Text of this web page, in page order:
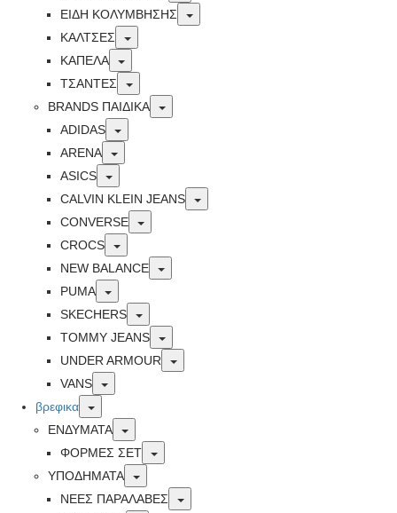
ΕΙΔΗ ΚΟΛΥΜΒΗΣΗΣ
Toggle
ΚΑΛΤΣΕΣ
Toggle
ΚΑΠΕΛΑ
Toggle
ΤΣΑΝΤΕΣ
Toggle
BRANDS ΠΑΙΔΙΚΆ
Toggle
ADIDAS
Toggle
ARENA
Toggle
ASICS
Toggle
CALVIN KLEIN JEANS
Toggle
CONVERSE
Toggle
CROCS
Toggle
NEW BALANCE
Toggle
PUMA
Toggle
SKECHERS
Toggle
TOMMY JEANS
Toggle
UNDER ARMOUR
Toggle
VANS
Toggle
βρεφικα
Toggle
ΕΝΔΥΜΑΤΑ
Toggle
ΦΟΡΜΕΣ ΣΕΤ
Toggle
ΥΠΟΔΗΜΑΤΑ
Toggle
ΝΕΕΣ ΠΑΡΑΛΑΒΕΣ
Toggle